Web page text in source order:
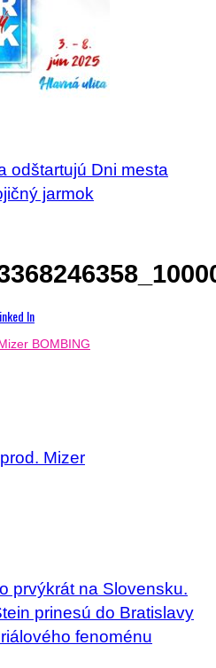
odštartujú Dni mesta
jarmok
In
Mizer
prvýkrát na Slovensku.
prinesú do Bratislavy
fenoménu